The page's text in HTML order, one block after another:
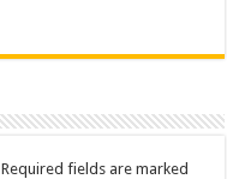
Required fields are marked